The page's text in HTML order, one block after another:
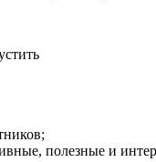
полезные и